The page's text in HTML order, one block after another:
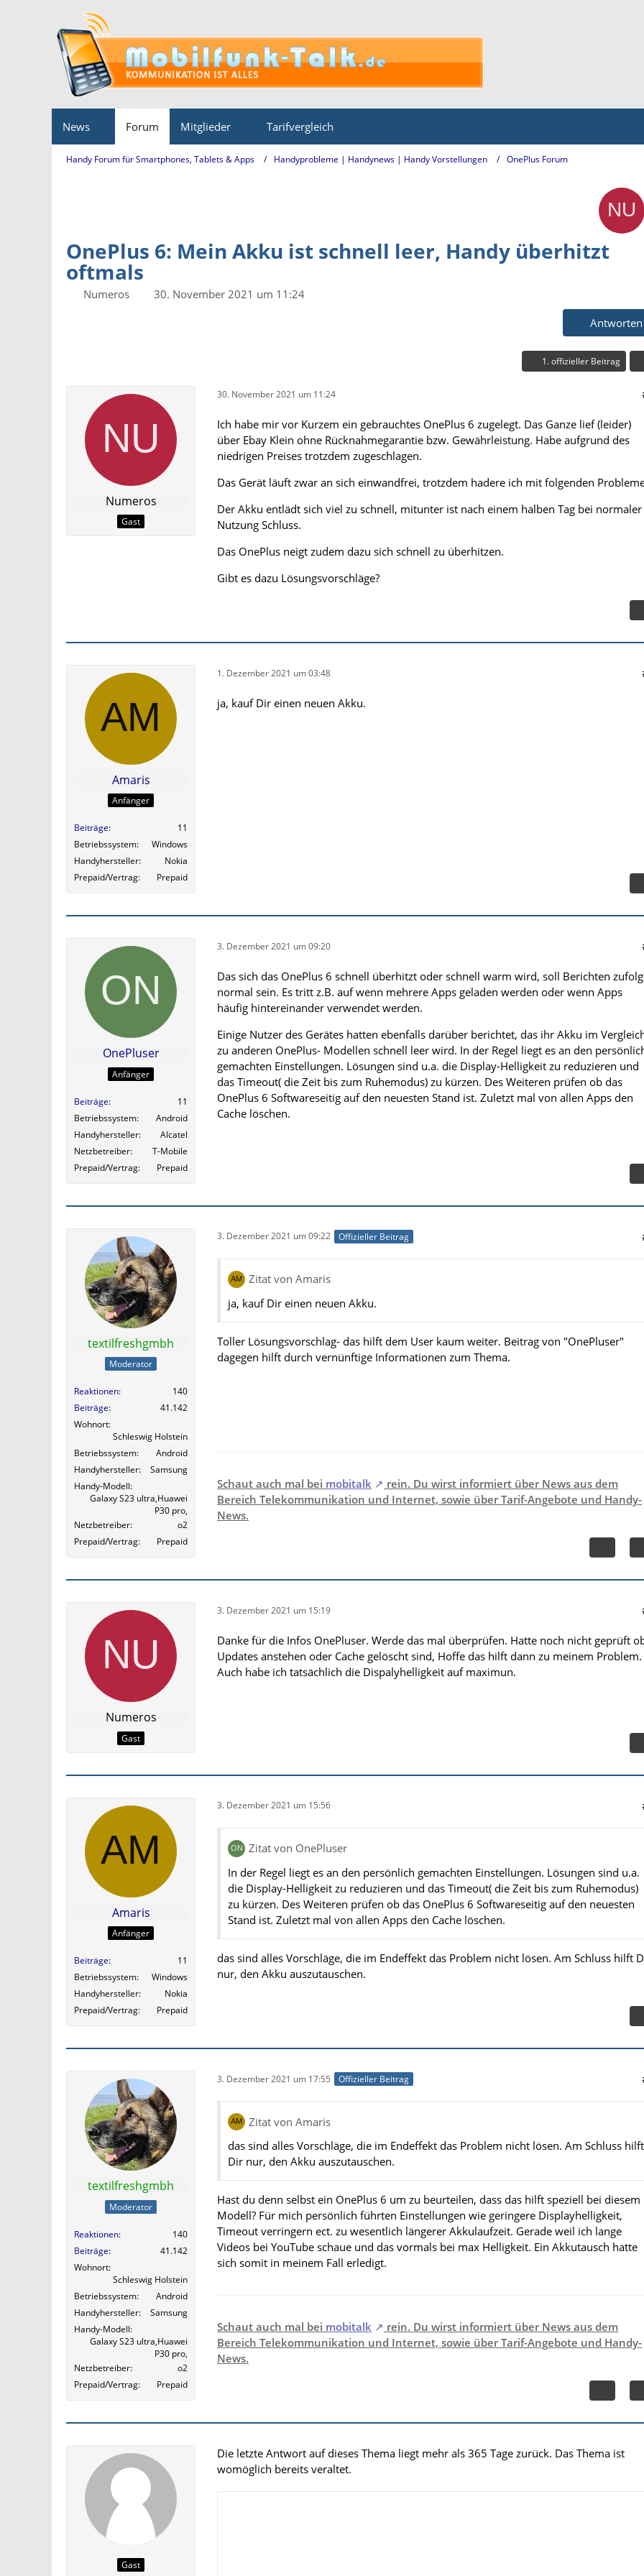
News Forum Mitglieder Tarifvergleich
Handy Forum für Smartphones, Tablets & Apps Handyprobleme | Handynews | Handy Vorstellungen OnePlus Forum
OnePlus 6: Mein Akku ist schnell leer, Handy überhitzt
oftmals
Numeros
30. November 2021 um 11:24
Antworten
1. offizieller Beitrag
Numeros
Gast
30. November 2021 um 11:24
Ich habe mir vor Kurzem ein gebrauchtes OnePlus 6 zugelegt. Das Ganze lief (leider)
über Ebay Klein ohne Rücknahmegarantie bzw. Gewährleistung. Habe aufgrund des
niedrigen Preises trotzdem zugeschlagen.
Das Gerät läuft zwar an sich einwandfrei, trotzdem hadere ich mit folgenden
Der Akku entlädt sich viel zu schnell, mitunter ist nach einem halben Tag bei normaler
Nutzung Schluss.
Das OnePlus neigt zudem dazu sich schnell zu überhitzen.
Gibt es dazu Lösungsvorschläge?
Amaris
Anfänger
Beiträge
11
Betriebssystem
Windows
Handyhersteller
Nokia
Prepaid/Vertrag
Prepaid
1. Dezember 2021 um 03:48
ja, kauf Dir einen neuen Akku.
OnePluser
Anfänger
Beiträge
11
Betriebssystem
Android
Handyhersteller
Alcatel
Netzbetreiber
T-Mobile
Prepaid/Vertrag
Prepaid
3. Dezember 2021 um 09:20
Das sich das OnePlus 6 schnell überhitzt oder schnell warm wird, soll Berichten
normal sein. Es tritt z.B. auf wenn mehrere Apps geladen werden oder wenn Apps
häufig hintereinander verwendet werden.
Einige Nutzer des Gerätes hatten ebenfalls darüber berichtet, das ihr Akku im
zu anderen OnePlus- Modellen schnell leer wird. In der Regel liegt es an den
gemachten Einstellungen. Lösungen sind u.a. die Display-Helligkeit zu reduzieren und
das Timeout( die Zeit bis zum Ruhemodus) zu kürzen. Des Weiteren prüfen ob das
OnePlus 6 Softwareseitig auf den neuesten Stand ist. Zuletzt mal von allen Apps den
Cache löschen.
textilfreshgmbh
Moderator
Reaktionen
140
Beiträge
41.142
Wohnort
Schleswig Holstein
Betriebssystem
Android
Handyhersteller
Samsung
Handy-Modell
Galaxy S23 ultra,Huawei
P30 pro,
Netzbetreiber
o2
Prepaid/Vertrag
Prepaid
3. Dezember 2021 um 09:22 Offizieller Beitrag
Zitat von Amaris
ja, kauf Dir einen neuen Akku.
Toller Lösungsvorschlag- das hilft dem User kaum weiter. Beitrag von "OnePluser"
dagegen hilft durch vernünftige Informationen zum Thema.
Schaut auch mal bei mobitalk
rein. Du wirst informiert über News aus dem
Bereich Telekommunikation und Internet, sowie über Tarif-Angebote und Handy-
News.
Numeros
Gast
3. Dezember 2021 um 15:19
Danke für die Infos OnePluser. Werde das mal überprüfen. Hatte noch nicht geprüft
Updates anstehen oder Cache gelöscht sind, Hoffe das hilft dann zu meinem Problem.
Auch habe ich tatsächlich die Dispalyhelligkeit auf maximun.
Amaris
Anfänger
Beiträge
11
Betriebssystem
Windows
Handyhersteller
Nokia
Prepaid/Vertrag
Prepaid
3. Dezember 2021 um 15:56
Zitat von OnePluser
In der Regel liegt es an den persönlich gemachten Einstellungen. Lösungen sind u.a.
die Display-Helligkeit zu reduzieren und das Timeout( die Zeit bis zum Ruhemodus)
zu kürzen. Des Weiteren prüfen ob das OnePlus 6 Softwareseitig auf den neuesten
Stand ist. Zuletzt mal von allen Apps den Cache löschen.
das sind alles Vorschläge, die im Endeffekt das Problem nicht lösen. Am Schluss hilft
nur, den Akku auszutauschen.
textilfreshgmbh
Moderator
Reaktionen
140
Beiträge
41.142
Wohnort
Schleswig Holstein
Betriebssystem
Android
Handyhersteller
Samsung
Handy-Modell
Galaxy S23 ultra,Huawei
P30 pro,
Netzbetreiber
o2
Prepaid/Vertrag
Prepaid
3. Dezember 2021 um 17:55 Offizieller Beitrag
Zitat von Amaris
das sind alles Vorschläge, die im Endeffekt das Problem nicht lösen. Am Schluss hilft
Dir nur, den Akku auszutauschen.
Hast du denn selbst ein OnePlus 6 um zu beurteilen, dass das hilft speziell bei diesem
Modell? Für mich persönlich führten Einstellungen wie geringere Displayhelligkeit,
Timeout verringern ect. zu wesentlich längerer Akkulaufzeit. Gerade weil ich lange
Videos bei YouTube schaue und das vormals bei max Helligkeit. Ein Akkutausch hatte
sich somit in meinem Fall erledigt.
Schaut auch mal bei mobitalk
rein. Du wirst informiert über News aus dem
Bereich Telekommunikation und Internet, sowie über Tarif-Angebote und Handy-
News.
Gast
Die letzte Antwort auf dieses Thema liegt mehr als 365 Tage zurück. Das Thema ist
womöglich bereits veraltet.